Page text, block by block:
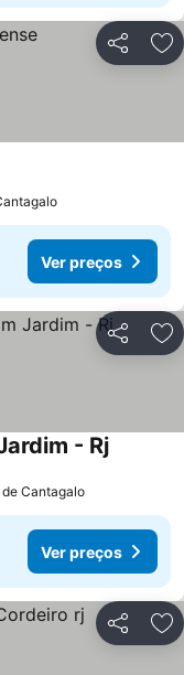
Partilhar
Ver preços
Partilhar
- Rj
de Cantagalo
Ver preços
Partilhar